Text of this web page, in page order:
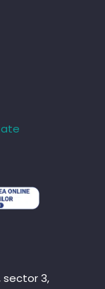
sector 3,